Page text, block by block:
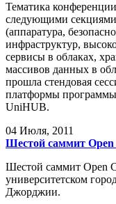
Тематика
следующими
(аппаратура,
инфраструктур,
сервисы в облаках,
массивов данных в
прошла стендовая
платформы программы
UniHUB.
04 Июля, 2011
Шестой саммит
Шестой саммит Open
университетском
Джорджии.